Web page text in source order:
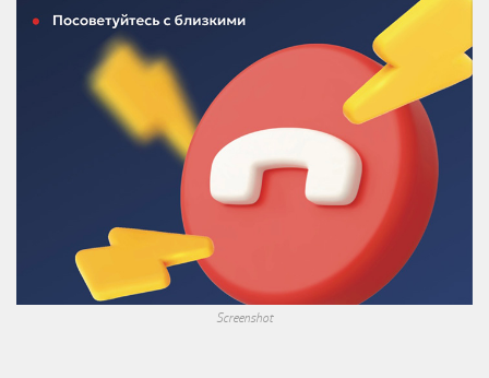
Screenshot